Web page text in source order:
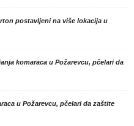
postavljeni na više lokacija u
komaraca u Požarevcu, pčelari da
u Požarevcu, pčelari da zaštite